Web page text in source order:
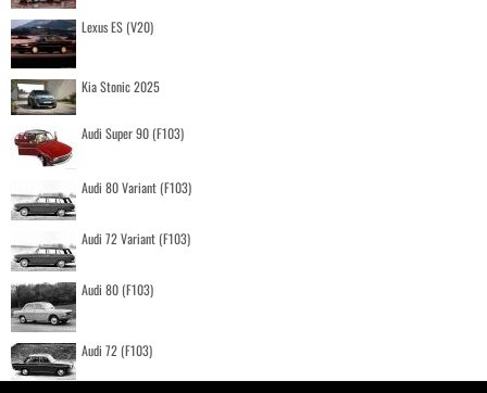
Lexus ES (V20)
Kia Stonic 2025
Audi Super 90 (F103)
Audi 80 Variant (F103)
Audi 72 Variant (F103)
Audi 80 (F103)
Audi 72 (F103)